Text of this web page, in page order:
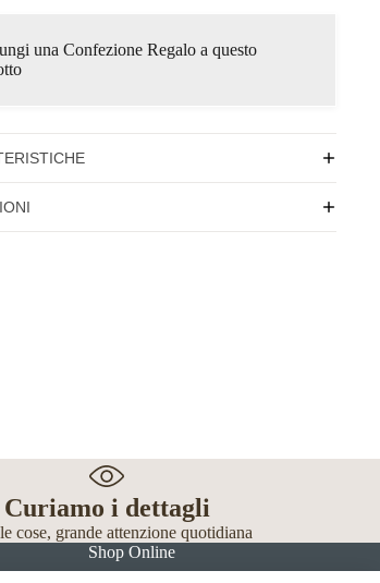
una Confezione Regalo a questo
Curiamo i dettagli
cose, grande attenzione quotidiana
Shop Online